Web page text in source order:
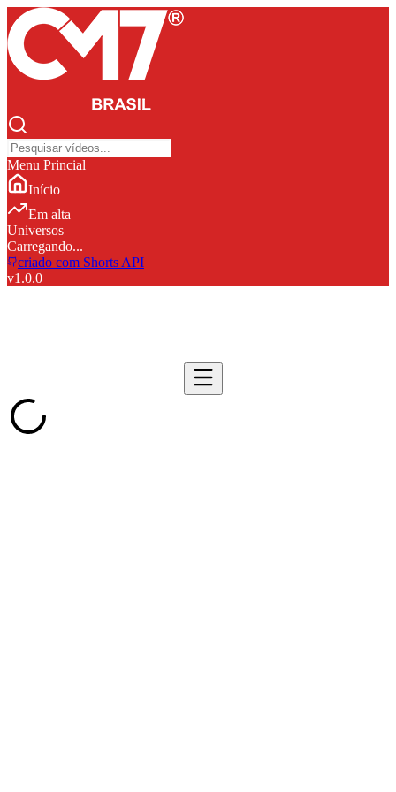
Menu Princial
Início
Em alta
Universos
Carregando...
criado com Shorts API
v1.0.0